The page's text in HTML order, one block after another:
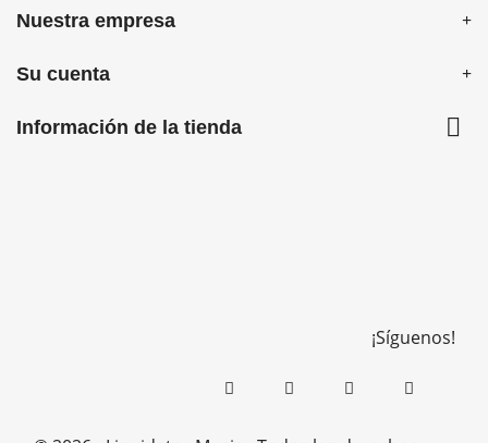
Nuestra empresa
Su cuenta
Información de la tienda 
¡Síguenos!